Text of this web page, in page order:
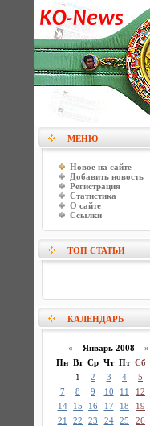
МЕНЮ
Новое на сайте
Добавить новость
Регистрация
Статистика
О сайте
Ссылки
ТОП СТАТЬИ
КАЛЕНДАРЬ
« Январь 2008 »
Пн Вт Ср Чт Пт Сб
1
2 3 4 5
7
8 9 10 11 12
14
15 16 17 18 19
21
22 23 24 25 26